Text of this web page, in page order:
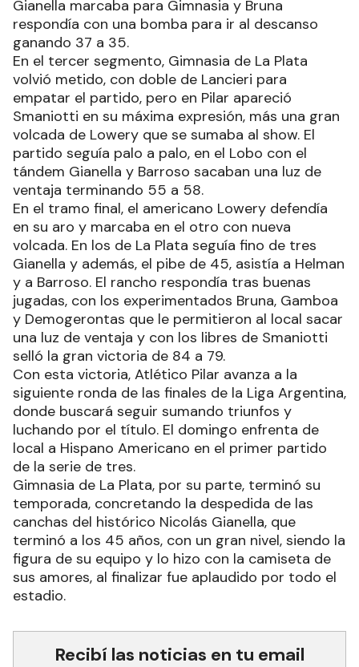
Gianella marcaba para Gimnasia y Bruna
respondía con una bomba para ir al descanso
ganando 37 a 35.
En el tercer segmento, Gimnasia de La Plata
volvió metido, con doble de Lancieri para
empatar el partido, pero en Pilar apareció
Smaniotti en su máxima expresión, más una gran
volcada de Lowery que se sumaba al show. El
partido seguía palo a palo, en el Lobo con el
tándem Gianella y Barroso sacaban una luz de
ventaja terminando 55 a 58.
En el tramo final, el americano Lowery defendía
en su aro y marcaba en el otro con nueva
volcada. En los de La Plata seguía fino de tres
Gianella y además, el pibe de 45, asistía a Helman
y a Barroso. El rancho respondía tras buenas
jugadas, con los experimentados Bruna, Gamboa
y Demogerontas que le permitieron al local sacar
una luz de ventaja y con los libres de Smaniotti
selló la gran victoria de 84 a 79.
Con esta victoria, Atlético Pilar avanza a la
siguiente ronda de las finales de la Liga Argentina,
donde buscará seguir sumando triunfos y
luchando por el título. El domingo enfrenta de
local a Hispano Americano en el primer partido
de la serie de tres.
Gimnasia de La Plata, por su parte, terminó su
temporada, concretando la despedida de las
canchas del histórico Nicolás Gianella, que
terminó a los 45 años, con un gran nivel, siendo la
figura de su equipo y lo hizo con la camiseta de
sus amores, al finalizar fue aplaudido por todo el
estadio.
Recibí las noticias en tu email